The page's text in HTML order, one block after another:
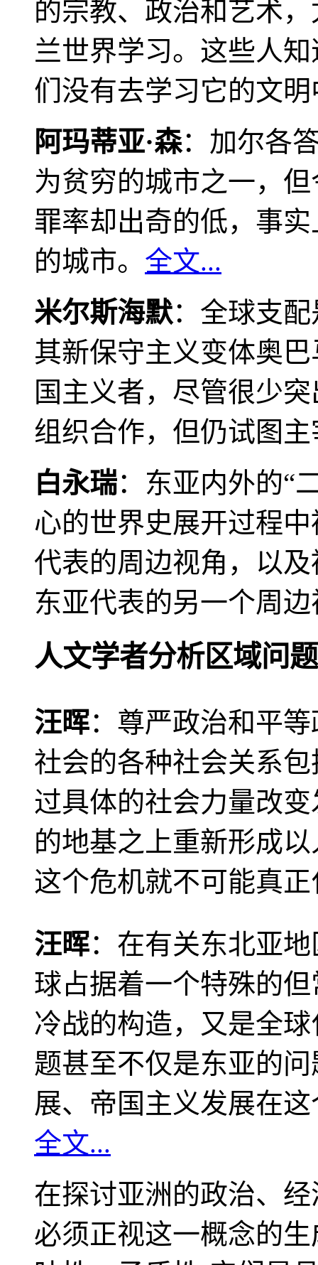
的宗教、政治和艺术
兰世界学习。这些人
们没有去学习它的文
阿玛蒂亚·森：加尔各
为贫穷的城市之一，
罪率却出奇的低，事
的城市。 全文...
米尔斯海默：全球支
其新保守主义变体奥
国主义者，尽管很少
组织合作，但仍试图
白永瑞：东亚内外的“
心的世界史展开过程
代表的周边视角，以
东亚代表的另一个周
人文学者分析区域问题
汪晖：尊严政治和平
社会的各种社会关系
过具体的社会力量改
的地基之上重新形成
这个危机就不可能真
汪晖：在有关东北亚
球占据着一个特殊的
冷战的构造，又是全
题甚至不仅是东亚的
展、帝国主义发展在
全文...
在探讨亚洲的政治、
必须正视这一概念的